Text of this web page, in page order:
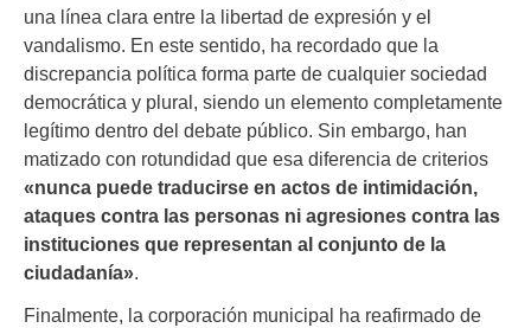
una línea clara entre la libertad de expresión y el
vandalismo. En este sentido, ha recordado que la
discrepancia política forma parte de cualquier sociedad
democrática y plural, siendo un elemento completamente
legítimo dentro del debate público. Sin embargo, han
matizado con rotundidad que esa diferencia de criterios
«nunca puede traducirse en actos de intimidación,
ataques contra las personas ni agresiones contra las
instituciones que representan al conjunto de la
ciudadanía».
Finalmente, la corporación municipal ha reafirmado de